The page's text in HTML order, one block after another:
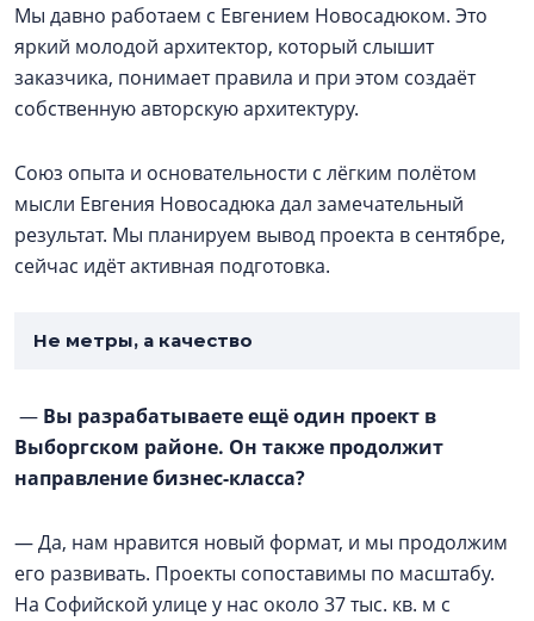
Мы давно работаем с Евгением Новосадюком. Это
яркий молодой архитектор, который слышит
заказчика, понимает правила и при этом создаёт
собственную авторскую архитектуру.
Союз опыта и основательности с лёгким полётом
мысли Евгения Новосадюка дал замечательный
результат. Мы планируем вывод проекта в сентябре,
сейчас идёт активная подготовка.
Не метры, а качество
— Вы разрабатываете ещё один проект в
Выборгском районе. Он также продолжит
направление бизнес-класса?
— Да, нам нравится новый формат, и мы продолжим
его развивать. Проекты сопоставимы по масштабу.
На Софийской улице у нас около 37 тыс. кв. м с